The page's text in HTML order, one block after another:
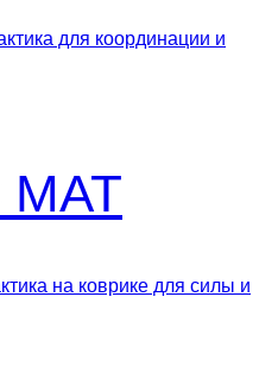
для координации и
на коврике для силы и